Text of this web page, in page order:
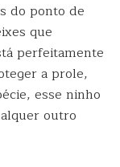
do ponto de
que
perfeitamente
a prole,
esse ninho
outro